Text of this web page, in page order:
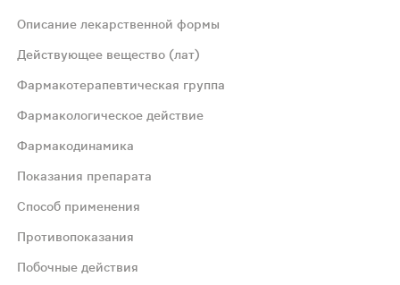
пленочной оболочкой. Вид на изломе – белая или
ингибирует фермент ДНК-гиразу
Описание лекарственной формы
Действующее вещество (лат)
Фармакотерапевтическая группа
Фармакологическое действие
Фармакодинамика
Показания препарата
Способ применения
Противопоказания
Побочные действия